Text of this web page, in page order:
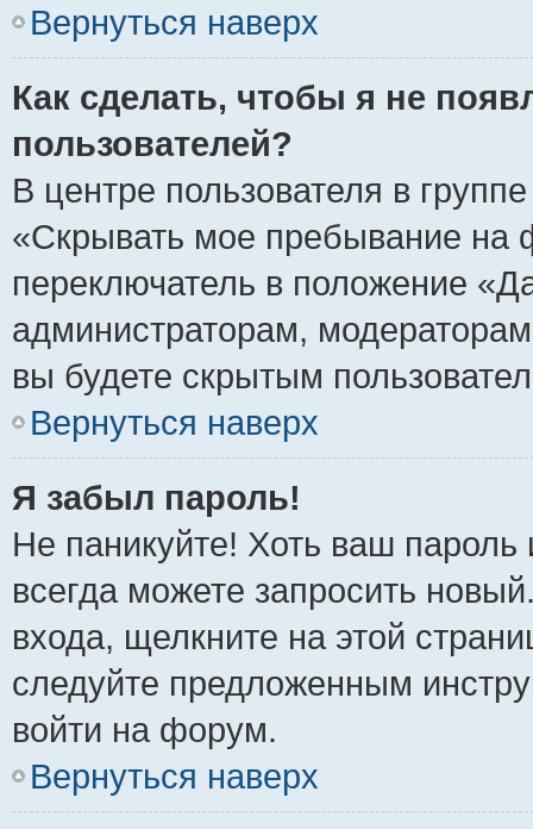
Вернуться наверх
Как сделать, чтобы я не
пользователей?
В центре пользователя в
«Скрывать мое пребывание на
переключатель в положение
администраторам,
вы будете скрытым
Вернуться наверх
Я забыл пароль!
Не паникуйте! Хоть ваш
всегда можете запросить
входа, щелкните на этой
следуйте предложенным
войти на форум.
Вернуться наверх